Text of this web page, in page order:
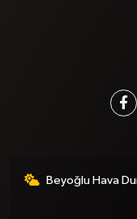
Beyoğlu Hava